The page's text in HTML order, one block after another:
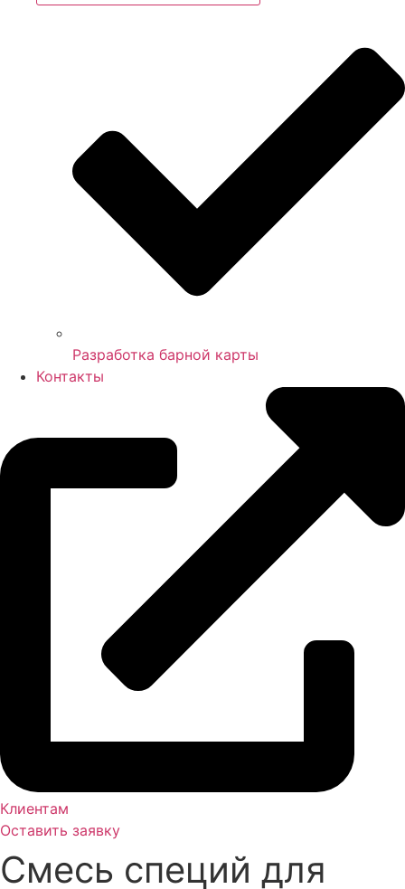
Разработка барной карты
Контакты
Клиентам
Оставить заявку
Смесь специй для